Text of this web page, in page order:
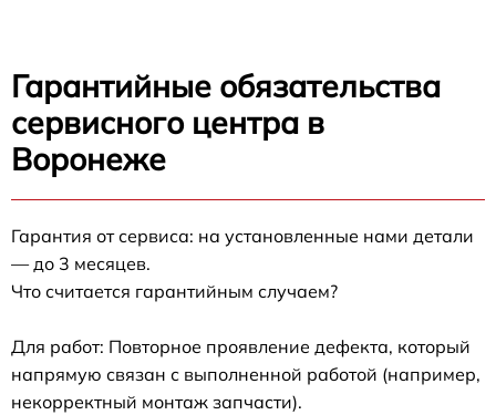
Гарантийные обязательства
сервисного центра в
Воронеже
Гарантия от сервиса: на установленные нами детали
— до 3 месяцев.
Что считается гарантийным случаем?
Для работ: Повторное проявление дефекта, который
напрямую связан с выполненной работой (например,
некорректный монтаж запчасти).